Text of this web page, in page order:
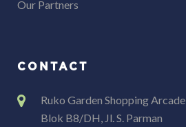
Our Partners
CONTACT
Ruko Garden Shopping Arcade
Blok B8/DH, Jl. S. Parman